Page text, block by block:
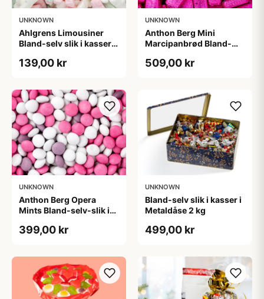
UNKNOWN
Ahlgrens Limousiner
Bland-selv slik i kasser 1
139,00 kr
UNKNOWN
Anthon Berg Mini
Marcipanbrød Bland-
509,00 kr
UNKNOWN
Anthon Berg Opera
Mints Bland-selv-slik i
399,00 kr
UNKNOWN
Bland-selv slik i kasser i
Metaldåse 2 kg
499,00 kr